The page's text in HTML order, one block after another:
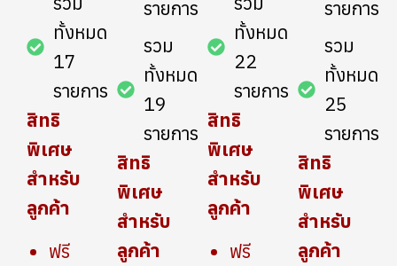
ทั้งหมด
17
รายการ
สิทธิ
พิเศษ
สำหรับ
ลูกค้า
ฟรี
รายการ
รวม
ทั้งหมด
19
รายการ
สิทธิ
พิเศษ
สำหรับ
ลูกค้า
ทั้งหมด
22
รายการ
สิทธิ
พิเศษ
สำหรับ
ลูกค้า
ฟรี
รายการ
รวม
ทั้งหมด
25
รายการ
สิทธิ
พิเศษ
สำหรับ
ลูกค้า